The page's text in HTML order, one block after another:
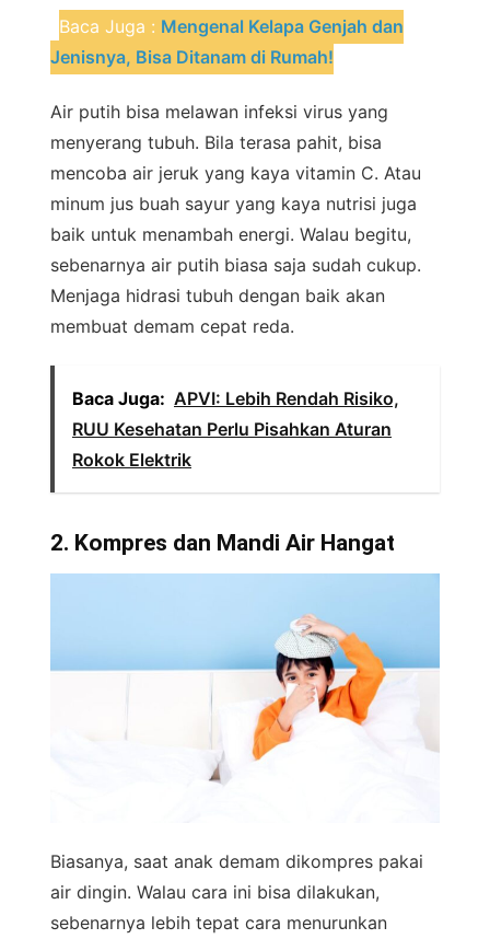
Baca Juga : Mengenal Kelapa Genjah dan
Jenisnya, Bisa Ditanam di Rumah!
Air putih bisa melawan infeksi virus yang
menyerang tubuh. Bila terasa pahit, bisa
mencoba air jeruk yang kaya vitamin C. Atau
minum jus buah sayur yang kaya nutrisi juga
baik untuk menambah energi. Walau begitu,
sebenarnya air putih biasa saja sudah cukup.
Menjaga hidrasi tubuh dengan baik akan
membuat demam cepat reda.
Baca Juga: APVI: Lebih Rendah Risiko,
RUU Kesehatan Perlu Pisahkan Aturan
Rokok Elektrik
2. Kompres dan Mandi Air Hangat
Biasanya, saat anak demam dikompres pakai
air dingin. Walau cara ini bisa dilakukan,
sebenarnya lebih tepat cara menurunkan